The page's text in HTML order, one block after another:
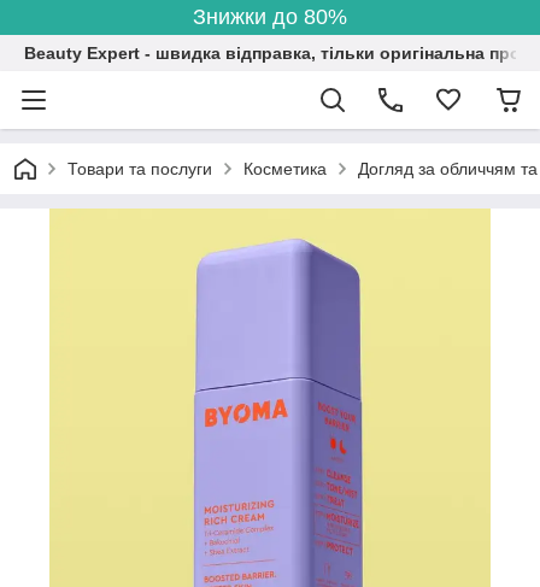
Знижки до 80%
Beauty Expert - швидка відправка, тільки оригінальна
Товари та послуги Косметика Догляд за обличчям